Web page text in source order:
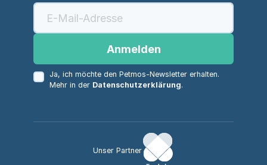
Anmelden
Ja, ich möchte den Petmos-Newsletter erhalten.
Mehr in der Datenschutzerklärung.
Unser Partner